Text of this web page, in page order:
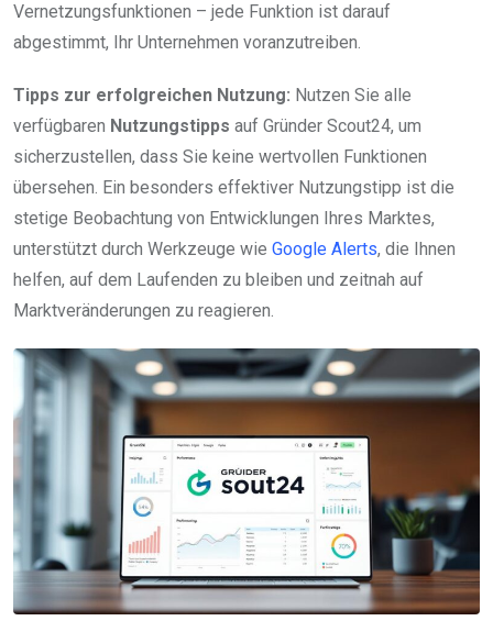
Vernetzungsfunktionen – jede Funktion ist darauf
abgestimmt, Ihr Unternehmen voranzutreiben.
Tipps zur erfolgreichen Nutzung: Nutzen Sie alle
verfügbaren Nutzungstipps auf Gründer Scout24, um
sicherzustellen, dass Sie keine wertvollen Funktionen
übersehen. Ein besonders effektiver Nutzungstipp ist die
stetige Beobachtung von Entwicklungen Ihres Marktes,
unterstützt durch Werkzeuge wie Google Alerts, die Ihnen
helfen, auf dem Laufenden zu bleiben und zeitnah auf
Marktveränderungen zu reagieren.